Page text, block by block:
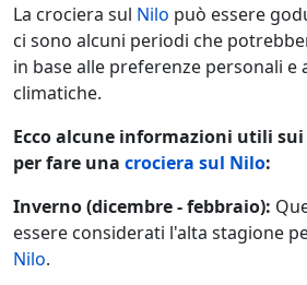
La crociera sul Nilo può essere
ci sono alcuni periodi che
in base alle preferenze personali e
climatiche.
Ecco alcune informazioni utili
per fare una crociera sul Nilo:
Inverno (dicembre - febbraio):
essere considerati l'alta stagione
Nilo.